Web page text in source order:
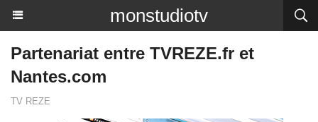
monstudiotv
Partenariat entre TVREZE.fr et
Nantes.com
TV REZE